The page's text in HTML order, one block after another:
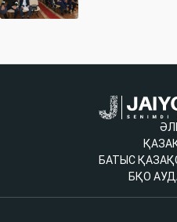
БАТЫС
БҚО